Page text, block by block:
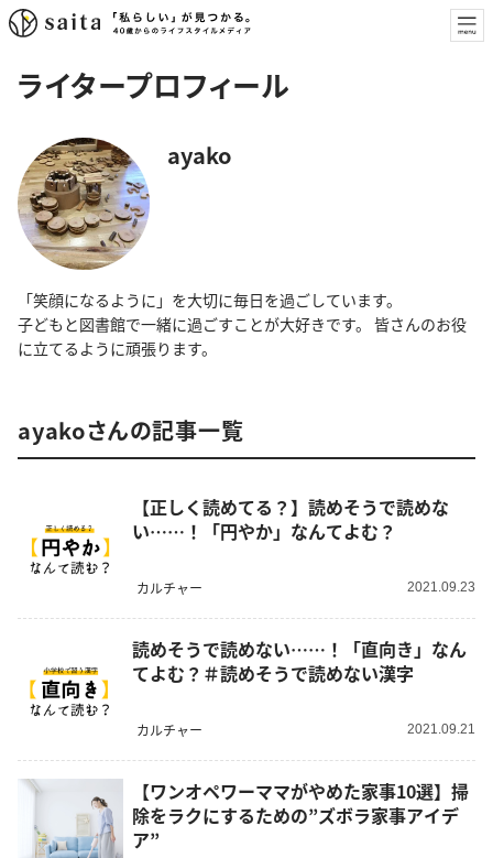
ライタープロフィール
ayako
「笑顔になるように」を大切に毎日を過ごしています。
子どもと図書館で一緒に過ごすことが大好きです。 皆さんのお役
に立てるように頑張ります。
ayakoさんの記事一覧
【正しく読めてる？】読めそうで読めな
い……！「円やか」なんてよむ？
カルチャー 2021.09.23
読めそうで読めない……！「直向き」なん
てよむ？＃読めそうで読めない漢字
カルチャー 2021.09.21
【ワンオペワーママがやめた家事10選】掃
除をラクにするための”ズボラ家事アイデ
ア”